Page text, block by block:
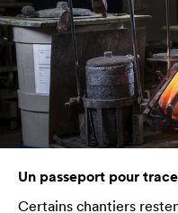
Un passeport pour
Certains chantiers